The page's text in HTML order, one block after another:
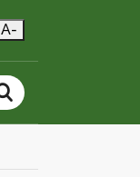
A-
Buscar no portal